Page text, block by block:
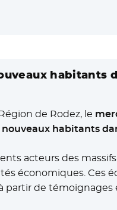
habitants
de Rodez, le
habitants
acteurs des
économiques. Ces
partir de témoignages